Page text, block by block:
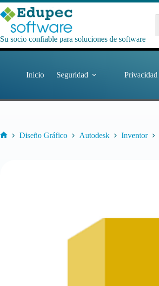
Saltar
al
contenido
Su socio confiable para soluciones de software
Inicio Seguridad Privacidad
Diseño Gráfico Autodesk Inventor